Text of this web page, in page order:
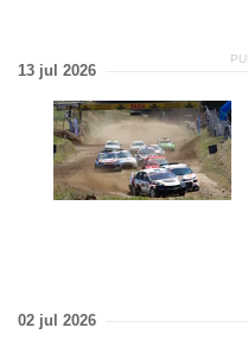
13 jul 2026
02 jul 2026